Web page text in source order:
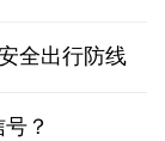
全出行防线
？